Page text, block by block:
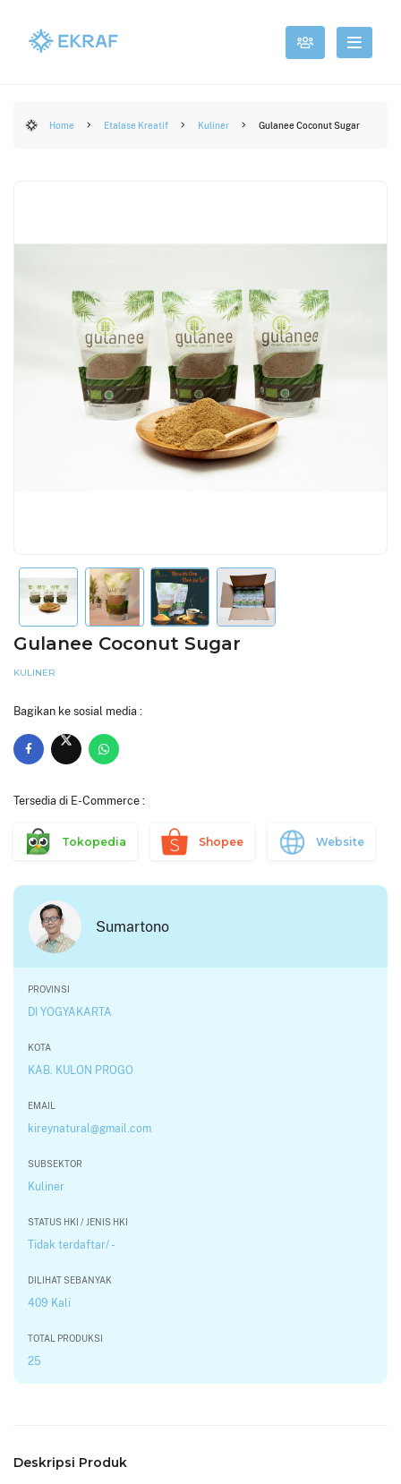
Home Etalase Kreatif Kuliner Gulanee Coconut Sugar
Gulanee Coconut Sugar
KULINER
Bagikan ke sosial media :
Tersedia di E-Commerce :
Tokopedia Shopee Website
Sumartono
PROVINSI
DI YOGYAKARTA
KOTA
KAB. KULON PROGO
EMAIL
kireynatural@gmail.com
SUBSEKTOR
Kuliner
STATUS HKI / JENIS HKI
Tidak terdaftar/ -
DILIHAT SEBANYAK
409 Kali
TOTAL PRODUKSI
25
Deskripsi Produk